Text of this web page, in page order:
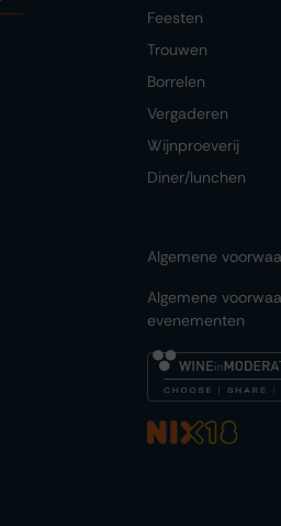
Feesten
Trouwen
Borrelen
Vergaderen
Wijnproeverij
Diner/lunchen
Algemene
Algemene
evenementen